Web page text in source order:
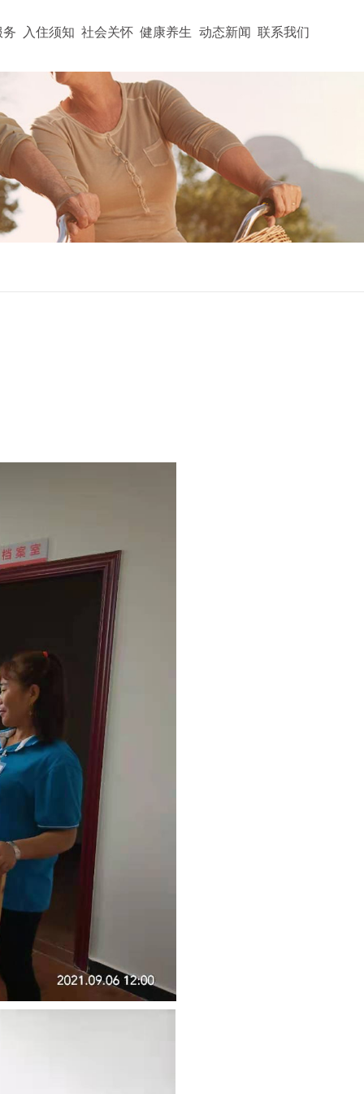
入住须知 社会关怀 健康养生 动态新闻 联系我们